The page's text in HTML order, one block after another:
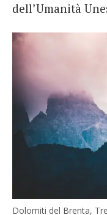
dell’Umanità
Dolomiti del Brenta,